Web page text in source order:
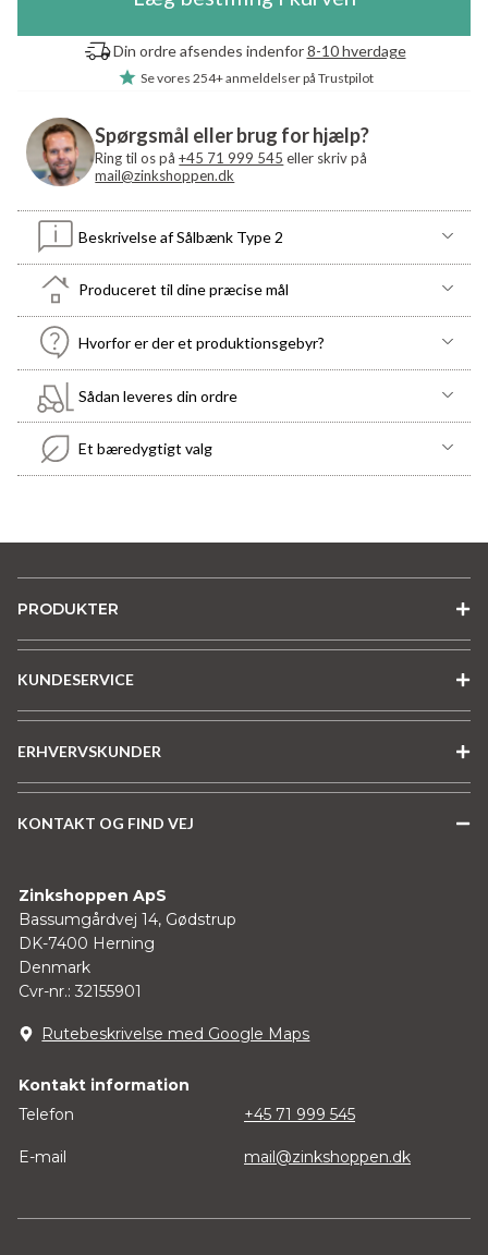
Din ordre afsendes indenfor8-10 hverdage
Se vores 254+ anmeldelserpå Trustpilot
Spørgsmål eller brug for hjælp?
Ring til os på+45 71 999 545 eller skriv på
mail@zinkshoppen.dk
Beskrivelse af Sålbænk Type 2
Produceret til dine præcise mål
Hvorfor er der et produktionsgebyr?
Sådan leveres din ordre
Et bæredygtigt valg
PRODUKTER
KUNDESERVICE
ERHVERVSKUNDER
KONTAKT OG FIND VEJ
Zinkshoppen ApS
Bassumgårdvej 14, Gødstrup
DK-7400 Herning
Denmark
Cvr-nr.: 32155901
Rutebeskrivelse med Google Maps
Kontakt information
Telefon
E-mail
+45 71 999 545
mail@zinkshoppen.dk